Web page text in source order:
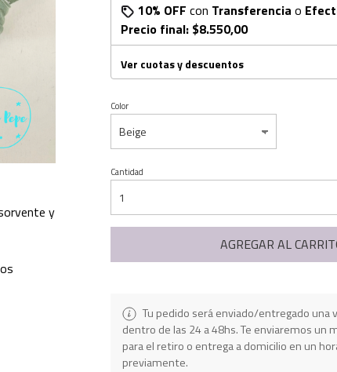
y
10% OFF con Transferencia o
Precio final: $8.550,00
Ver cuotas y descuentos
Color
Cantidad
AGREGAR AL
Tu pedido será enviado/entregado una
dentro de las 24 a 48hs. Te enviaremos un
para el retiro o entrega a domicilio en un
previamente.